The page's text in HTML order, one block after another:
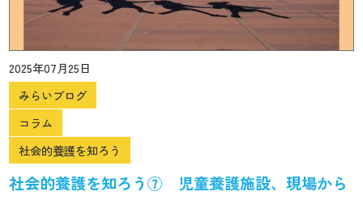
2025年07月25日
みらいブログ
コラム
社会的養護を知ろう
社会的養護を知ろう⑦ 児童養護施設、現場から